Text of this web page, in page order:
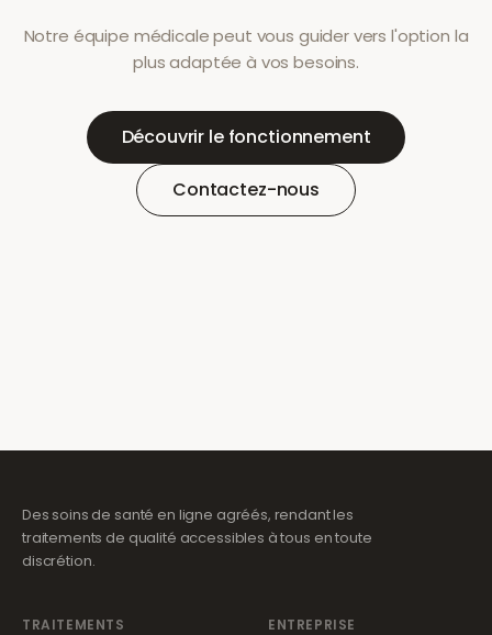
Notre équipe médicale peut vous guider vers l'option la
plus adaptée à vos besoins.
Découvrir le fonctionnement
Contactez-nous
Des soins de santé en ligne agréés, rendant les
traitements de qualité accessibles à tous en toute
discrétion.
TRAITEMENTS ENTREPRISE